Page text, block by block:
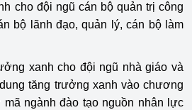
cho đội ngũ cán bộ quản trị công
bộ lãnh đạo, quản lý, cán bộ làm
xanh cho đội ngũ nhà giáo và
tăng trưởng xanh vào chương
ngành đào tạo nguồn nhân lực